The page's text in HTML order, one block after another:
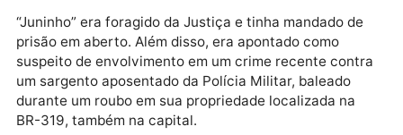
Policiamento Tático de Ação e Reação (BPTAR),
ocorrido na última segunda-feira (21), no bairro
Floresta, zona sul de Porto Velho.
Publicidade